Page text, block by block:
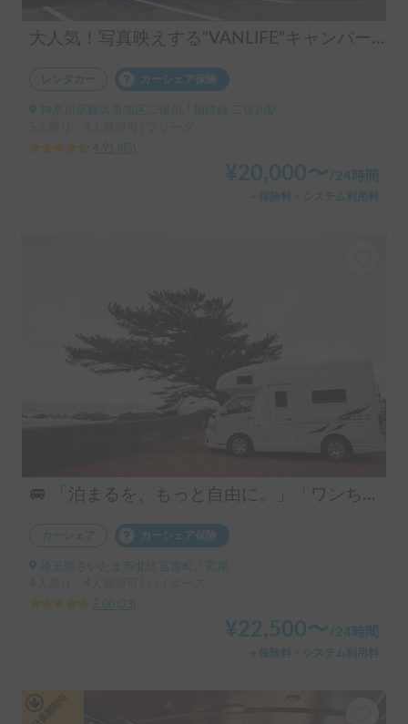
大人気！写真映えする"VANLIFE"キャンパー「モビゴン」🍊
レンタカー カーシェア保険
神奈川県横浜市旭区二俣川, ' 相鉄線 二俣川駅
4.91
35
¥20,000〜/24時間
＋保険料・システム利用料
🚐 「泊まるを、もっと自由に。」「ワンちゃんも一緒に、旅に出よう。」ハイエースベースのラグジュアリーキャブコン！ 4人乗りで広々ゆったり快適空間 ・リアクーラー完備で移動中も後部座席も快適 ・揺れが少なく長距離でも快適な乗り心地 👉 初めてのキャンピングカーにもおすすめです！オプションキャンプ用品も充実してます。
カーシェア カーシェア保険
埼玉県さいたま市北区宮原町, ' 宮原
5.00
33
¥22,500〜 /24時間
＋保険料・システム利用料